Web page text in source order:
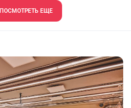
ПОCМОТРЕТЬ ЕЩЕ